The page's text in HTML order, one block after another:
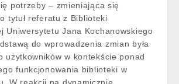
potrzeby – zmieniająca się
tytuł referatu z Biblioteki
Uniwersytetu Jana Kochanowskiego
do wprowadzenia zmian była
użytkowników w kontekście ponad
funkcjonowania biblioteki w